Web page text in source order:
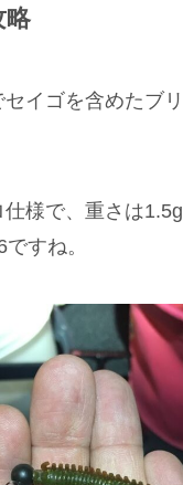
略
イゴを含めたブ
様で、重さは
すね。